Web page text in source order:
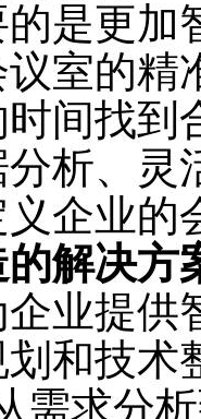
是更加
室的精
时间找
析、灵
企业的
解决方
业提供
和技术
需求分